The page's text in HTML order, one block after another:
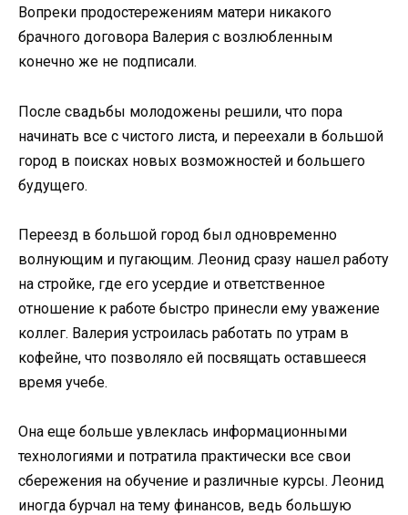
Вопреки продостережениям матери никакого
брачного договора Валерия с возлюбленным
конечно же не подписали.
После свадьбы молодожены решили, что пора
начинать все с чистого листа, и переехали в большой
город в поисках новых возможностей и большего
будущего.
Переезд в большой город был одновременно
волнующим и пугающим. Леонид сразу нашел работу
на стройке, где его усердие и ответственное
отношение к работе быстро принесли ему уважение
коллег. Валерия устроилась работать по утрам в
кофейне, что позволяло ей посвящать оставшееся
время учебе.
Она еще больше увлеклась информационными
технологиями и потратила практически все свои
сбережения на обучение и различные курсы. Леонид
иногда бурчал на тему финансов, ведь большую